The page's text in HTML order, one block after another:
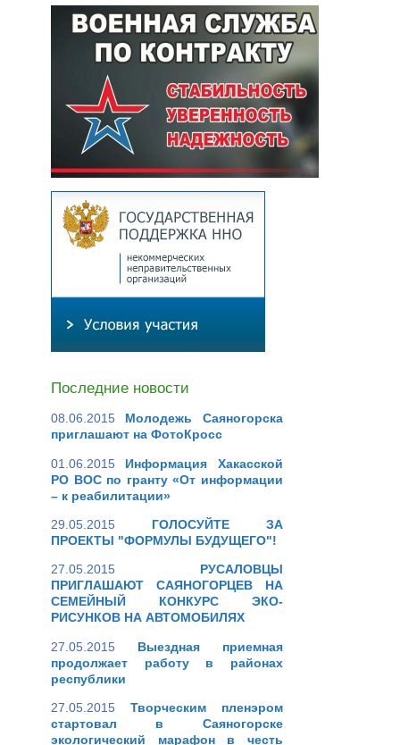
Последние новости
08.06.2015
Молодежь Саяногорска
приглашают на ФотоКросс
01.06.2015
Информация Хакасской
РО ВОС по гранту «От информации
– к реабилитации»
29.05.2015
ГОЛОСУЙТЕ ЗА
ПРОЕКТЫ "ФОРМУЛЫ БУДУЩЕГО"!
27.05.2015
РУСАЛОВЦЫ
ПРИГЛАШАЮТ САЯНОГОРЦЕВ НА
СЕМЕЙНЫЙ КОНКУРС ЭКО-
РИСУНКОВ НА АВТОМОБИЛЯХ
27.05.2015
Выездная приемная
продолжает работу в районах
республики
27.05.2015
Творческим пленэром
стартовал в Саяногорске
экологический марафон в честь